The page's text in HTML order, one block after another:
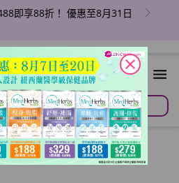
即享88折！ 優惠至8月31日
會員限定)
close